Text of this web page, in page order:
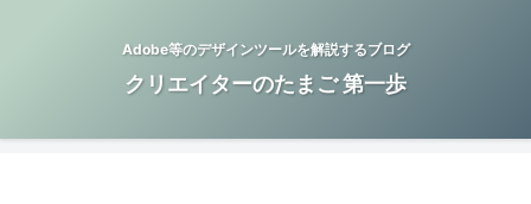
Adobe等のデザインツールを解説するブログ
クリエイターのたまご 第一歩